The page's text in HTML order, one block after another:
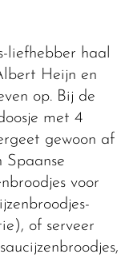
liefhebber haal
Heijn en
op. Bij de
met 4
gewoon af
Spaanse
voor
of serveer